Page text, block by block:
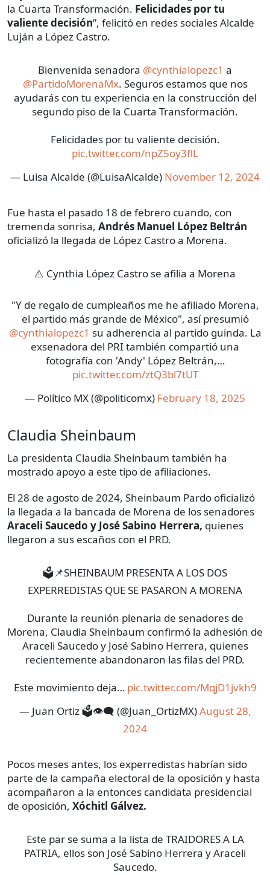
la Cuarta Transformación. Felicidades por tu
valiente decisión”, felicitó en redes sociales Alcalde
Luján a López Castro.
Bienvenida senadora @cynthialopezc1 a
@PartidoMorenaMx. Seguros estamos que nos
ayudarás con tu experiencia en la construcción del
segundo piso de la Cuarta Transformación.
Felicidades por tu valiente decisión.
pic.twitter.com/npZ5oy3flL
— Luisa Alcalde (@LuisaAlcalde) November 12, 2024
Fue hasta el pasado 18 de febrero cuando, con
tremenda sonrisa, Andrés Manuel López Beltrán
oficializó la llegada de López Castro a Morena.
⚠️ Cynthia López Castro se afilia a Morena
"Y de regalo de cumpleaños me he afiliado Morena,
el partido más grande de México", así presumió
@cynthialopezc1 su adherencia al partido guinda. La
exsenadora del PRI también compartió una
fotografía con 'Andy' López Beltrán,…
pic.twitter.com/ztQ3bl7tUT
— Político MX (@politicomx) February 18, 2025
Claudia Sheinbaum
La presidenta Claudia Sheinbaum también ha
mostrado apoyo a este tipo de afiliaciones.
El 28 de agosto de 2024, Sheinbaum Pardo oficializó
la llegada a la bancada de Morena de los senadores
Araceli Saucedo y José Sabino Herrera, quienes
llegaron a sus escaños con el PRD.
🗳️📌SHEINBAUM PRESENTA A LOS DOS
EXPERREDISTAS QUE SE PASARON A MORENA
Durante la reunión plenaria de senadores de
Morena, Claudia Sheinbaum confirmó la adhesión de
Araceli Saucedo y José Sabino Herrera, quienes
recientemente abandonaron las filas del PRD.
Este movimiento deja… pic.twitter.com/MqjD1jvkh9
— Juan Ortiz 🗳️👁‍🗨 (@Juan_OrtizMX)August 28,
2024
Pocos meses antes, los experredistas habrían sido
parte de la campaña electoral de la oposición y hasta
acompañaron a la entonces candidata presidencial
de oposición, Xóchitl Gálvez.
Este par se suma a la lista de TRAIDORES A LA
PATRIA, ellos son José Sabino Herrera y Araceli
Saucedo.